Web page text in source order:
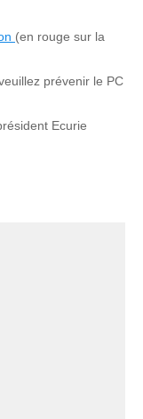
(en rouge sur la
prévenir le PC
Ecurie